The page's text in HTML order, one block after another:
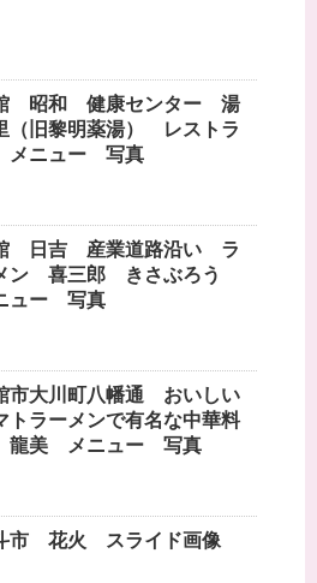
昭和 健康センター 湯
（旧黎明薬湯） レストラ
ニュー 写真
日吉 産業道路沿い ラ
ン 喜三郎 きさぶろう
ュー 写真
市大川町八幡通 おいしい
トラーメンで有名な中華料
美 メニュー 写真
市 花火 スライド画像